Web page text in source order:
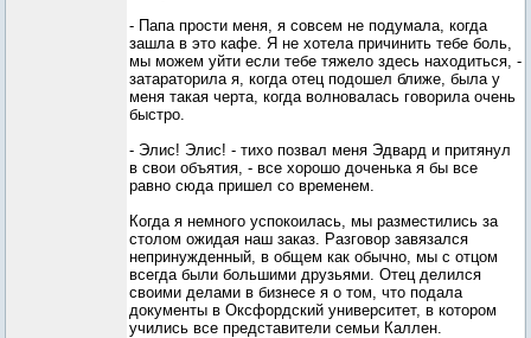
- Папа прости меня, я совсем не подумала, когда
зашла в это кафе. Я не хотела причинить тебе боль,
мы можем уйти если тебе тяжело здесь находиться, -
затараторила я, когда отец подошел ближе, была у
меня такая черта, когда волновалась говорила очень
быстро.
- Элис! Элис! - тихо позвал меня Эдвард и притянул
в свои объятия, - все хорошо доченька я бы все
равно сюда пришел со временем.
Когда я немного успокоилась, мы разместились за
столом ожидая наш заказ. Разговор завязался
непринужденный, в общем как обычно, мы с отцом
всегда были большими друзьями. Отец делился
своими делами в бизнесе я о том, что подала
документы в Оксфордский университет, в котором
учились все представители семьи Каллен.